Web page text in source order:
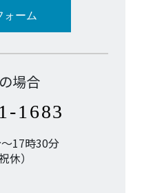
ォーム
場合
1683
17時30分
休）